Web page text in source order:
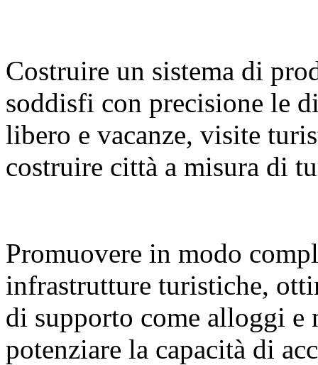
Costruire un sistema di
soddisfi con precisione le
libero e vacanze, visite
costruire città a misura di
Promuovere in modo
infrastrutture turistiche,
di supporto come alloggi e
potenziare la capacità di